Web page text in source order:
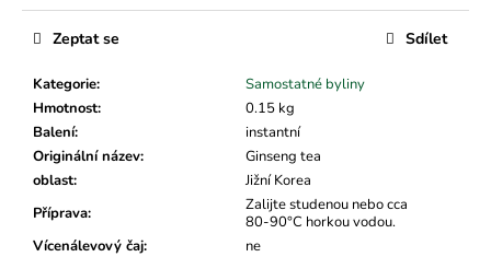
Kategorie:
Samostatné byliny
Hmotnost:
0.15 kg
Balení:
instantní
Originální název:
Ginseng tea
oblast:
Jižní Korea
Příprava:
Zalijte studenou nebo cca
80-90°C horkou vodou.
Vícenálevový čaj:
ne
Zeptat se Sdílet
u
m